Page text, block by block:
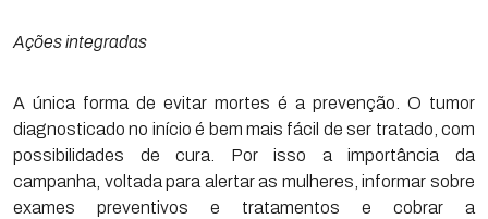
Ações integradas
A única forma de evitar mortes é a prevenção. O tumor
diagnosticado no início é bem mais fácil de ser tratado, com
possibilidades de cura. Por isso a importância da
campanha, voltada para alertar as mulheres, informar sobre
exames preventivos e tratamentos e cobrar a